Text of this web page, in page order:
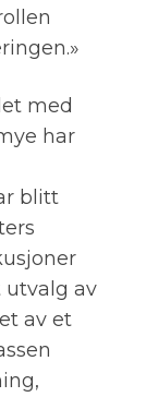
med
har
blitt
utvalg av
av et